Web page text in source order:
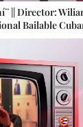
|| Director:
Bailable